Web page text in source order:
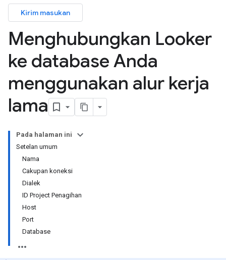
Kirim masukan
Menghubungkan Looker
ke database Anda
menggunakan alur kerja
lama
Pada halaman ini
Setelan umum
Nama
Cakupan koneksi
Dialek
ID Project Penagihan
Host
Port
Database